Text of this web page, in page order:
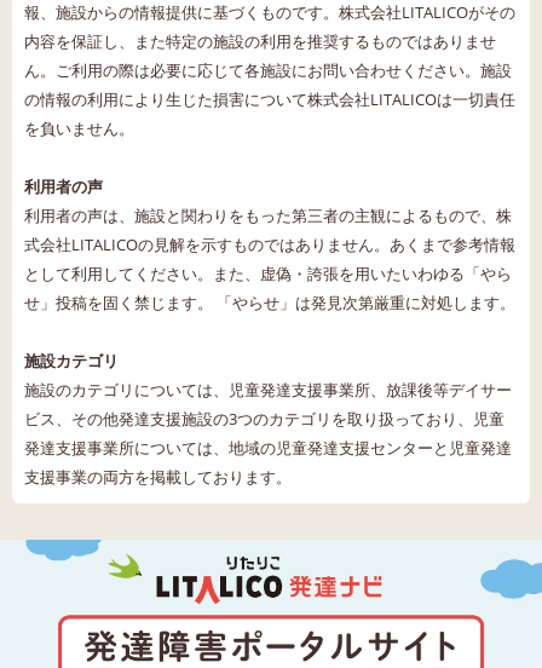
報、施設からの情報提供に基づくものです。株式会社LITALICOがその
内容を保証し、また特定の施設の利用を推奨するものではありませ
ん。ご利用の際は必要に応じて各施設にお問い合わせください。施設
の情報の利用により生じた損害について株式会社LITALICOは一切責任
を負いません。
利用者の声
利用者の声は、施設と関わりをもった第三者の主観によるもので、株
式会社LITALICOの見解を示すものではありません。あくまで参考情報
として利用してください。また、虚偽・誇張を用いたいわゆる「やら
せ」投稿を固く禁じます。 「やらせ」は発見次第厳重に対処します。
施設カテゴリ
施設のカテゴリについては、児童発達支援事業所、放課後等デイサー
ビス、その他発達支援施設の3つのカテゴリを取り扱っており、児童
発達支援事業所については、地域の児童発達支援センターと児童発達
支援事業の両方を掲載しております。